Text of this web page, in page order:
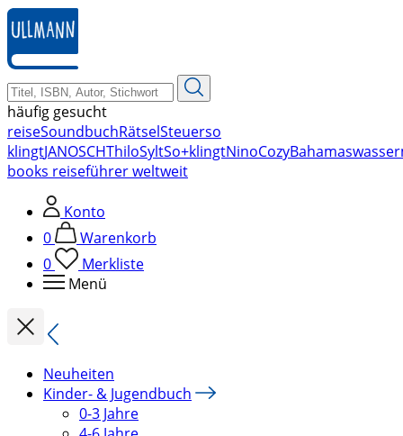
zum
Hauptinhalt
springen
häufig gesucht
reiseSoundbuchRätselSteuerso
klingtJANOSCHThiloSyltSo+klingtNinoCozyBahamas
books reiseführer weltweit
Konto
0
Warenkorb
0
Merkliste
Menü
Neuheiten
Kinder- & Jugendbuch
0-3 Jahre